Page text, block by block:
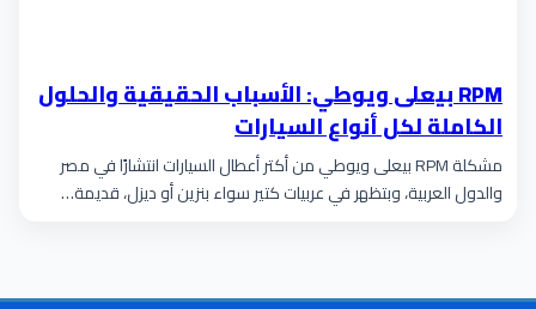
RPM بيعلى ويوطي: الأسباب الحقيقية والحلول
الكاملة لكل أنواع السيارات
مشكلة RPM بيعلى ويوطي من أكتر أعطال السيارات انتشارًا في مصر
والدول العربية، وبتظهر في عربيات كتير سواء بنزين أو ديزل، قديمة…